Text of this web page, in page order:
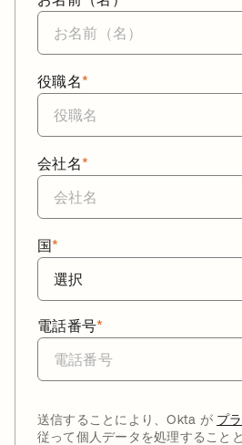
*
役職名
*
会社名
*
国
*
電話番号
送信することにより、Okta が プ
従って個人データを処理すること